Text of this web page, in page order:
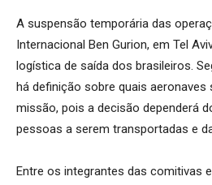
A suspensão temporária das
Internacional Ben Gurion, em Tel
logística de saída dos brasileiros.
há definição sobre quais aeronaves
missão, pois a decisão dependerá
pessoas a serem transportadas e
Entre os integrantes das comitivas